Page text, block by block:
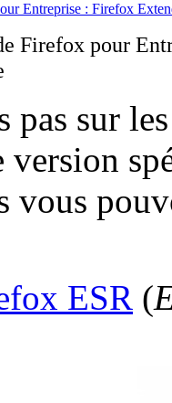
Firefox pour
pas sur
version
vous
ESR (